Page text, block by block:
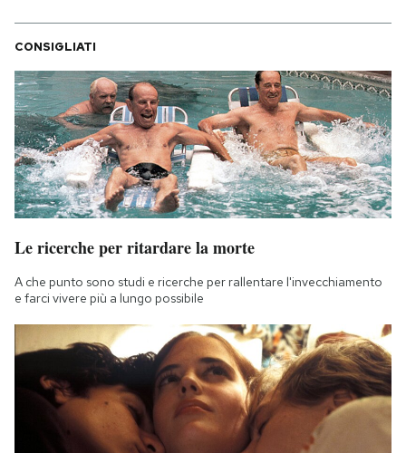
CONSIGLIATI
Le ricerche per ritardare la morte
A che punto sono studi e ricerche per rallentare l'invecchiamento
e farci vivere più a lungo possibile